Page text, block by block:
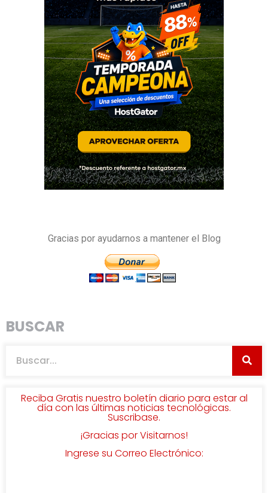
Gracias por ayudarnos a mantener el Blog
BUSCAR
Reciba Gratis nuestro boletín diario para estar al
día con las últimas noticias tecnológicas.
Suscribase.
¡Gracias por Visitarnos!
Ingrese su Correo Electrónico: